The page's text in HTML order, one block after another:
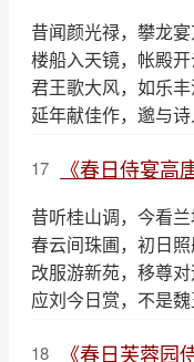
昔闻颜光禄，攀龙宴
楼船入天镜，帐殿开
君王歌大风，如乐丰
延年献佳作，邈与诗
17 《春日侍宴高
昔听桂山调，今看兰
春云间珠圃，初日照
改服游新苑，移尊对
应刘今日赏，不是魏
18 《春日芙蓉园